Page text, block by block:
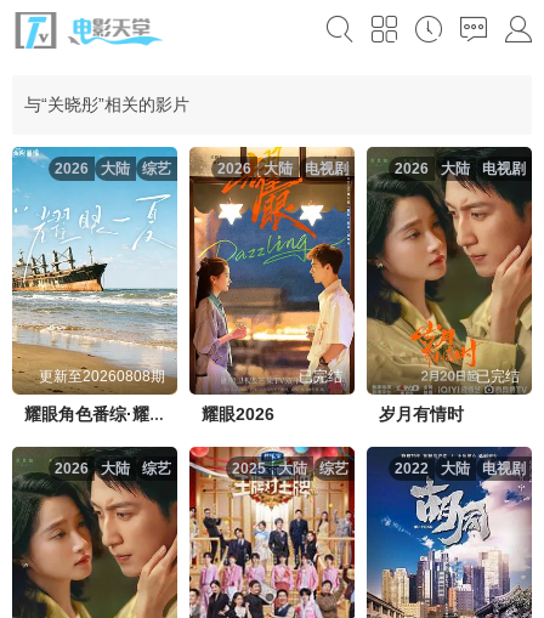
与“关晓彤”相关的影片
综艺
大陆
2026
更新至20260808期
耀眼角色番综·耀眼一夏
电视剧
大陆
2026
已完结
耀眼2026
电视剧
大陆
2026
已完结
岁月有情时
综艺
大陆
2026 综艺
大陆
2025 电视剧
大陆
2022